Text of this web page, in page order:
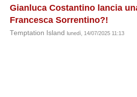
Gianluca Costantino lancia
Francesca Sorrentino?!
Temptation Island lunedì, 14/07/2025 11:13